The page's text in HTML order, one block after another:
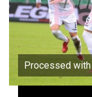
Processed